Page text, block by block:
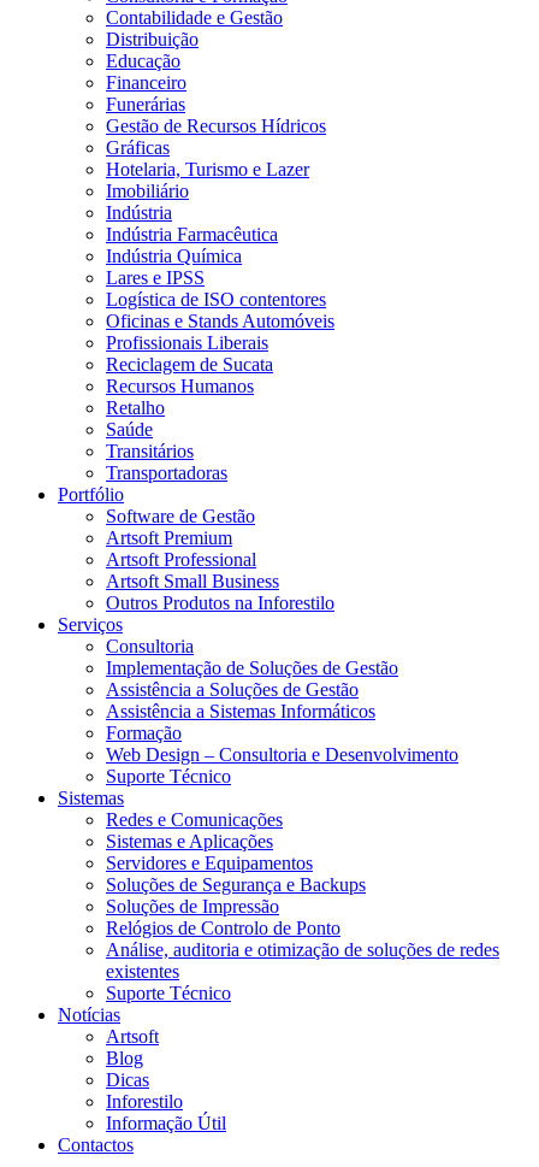
Contabilidade e Gestão
Distribuição
Educação
Financeiro
Funerárias
Gestão de Recursos Hídricos
Gráficas
Hotelaria, Turismo e Lazer
Imobiliário
Indústria
Indústria Farmacêutica
Indústria Química
Lares e IPSS
Logística de ISO contentores
Oficinas e Stands Automóveis
Profissionais Liberais
Reciclagem de Sucata
Recursos Humanos
Retalho
Saúde
Transitários
Transportadoras
Portfólio
Software de Gestão
Artsoft Premium
Artsoft Professional
Artsoft Small Business
Outros Produtos na Inforestilo
Serviços
Consultoria
Implementação de Soluções de Gestão
Assistência a Soluções de Gestão
Assistência a Sistemas Informáticos
Formação
Web Design – Consultoria e Desenvolvimento
Suporte Técnico
Sistemas
Redes e Comunicações
Sistemas e Aplicações
Servidores e Equipamentos
Soluções de Segurança e Backups
Soluções de Impressão
Relógios de Controlo de Ponto
Análise, auditoria e otimização de soluções de redes
existentes
Suporte Técnico
Notícias
Artsoft
Blog
Dicas
Inforestilo
Informação Útil
Contactos